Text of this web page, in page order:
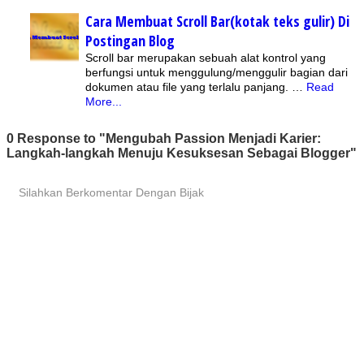
Cara Membuat Scroll Bar(kotak teks gulir) Di
Postingan Blog
Scroll bar merupakan sebuah alat kontrol yang
berfungsi untuk menggulung/menggulir bagian dari
dokumen atau file yang terlalu panjang. … Read
More...
0 Response to "Mengubah Passion Menjadi Karier:
Langkah-langkah Menuju Kesuksesan Sebagai Blogger"
Silahkan Berkomentar Dengan Bijak